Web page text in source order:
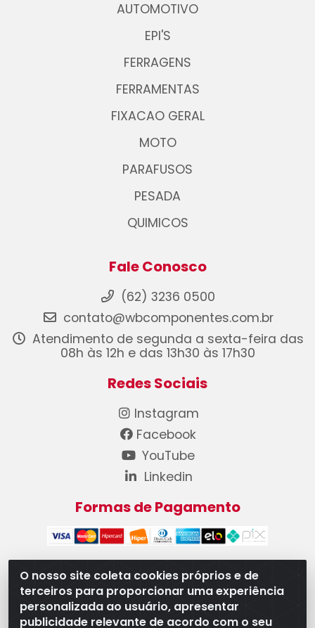
O nosso site coleta cookies próprios e de
terceiros para proporcionar uma experiência
personalizada ao usuário, apresentar
publicidade relevante de acordo com o seu
AUTOMOTIVO
EPI'S
FERRAGENS
FERRAMENTAS
FIXACAO GERAL
MOTO
PARAFUSOS
PESADA
QUIMICOS
Fale Conosco
(62) 3236 0500
contato@wbcomponentes.com.br
Atendimento de segunda a sexta-feira das
08h às 12h e das 13h30 às 17h30
Redes Sociais
Instagram
Facebook
YouTube
Linkedin
Formas de Pagamento
WB Componentes Automotivos LTDA - CNPJ
08.528.393/0001-12 - Rua do Níquel, 667 - Parque
Oeste Industrial, Goiânia/GO - CEP 74375-660